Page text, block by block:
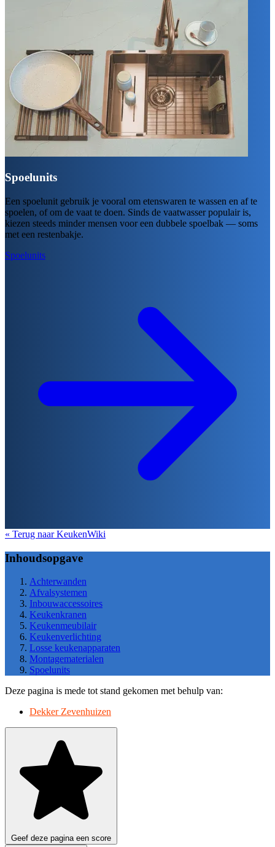
Spoelunits
Een spoelunit gebruik je vooral om etenswaren te wassen en af te
spoelen, of om de vaat te doen. Sinds de vaatwasser populair is,
kiezen steeds minder mensen voor een dubbele spoelbak — soms
met een restenbakje.
Spoelunits
« Terug naar KeukenWiki
Inhoudsopgave
Achterwanden
Afvalsystemen
Inbouwaccessoires
Keukenkranen
Keukenmeubilair
Keukenverlichting
Losse keukenapparaten
Montagematerialen
Spoelunits
Deze pagina is mede tot stand gekomen met behulp van:
Dekker Zevenhuizen
Geef deze pagina een score